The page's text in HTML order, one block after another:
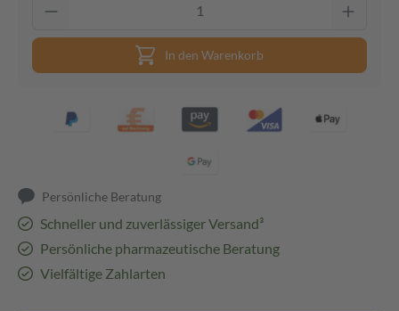
In den Warenkorb
Persönliche Beratung
Schneller und zuverlässiger Versand³
Persönliche pharmazeutische Beratung
Vielfältige Zahlarten